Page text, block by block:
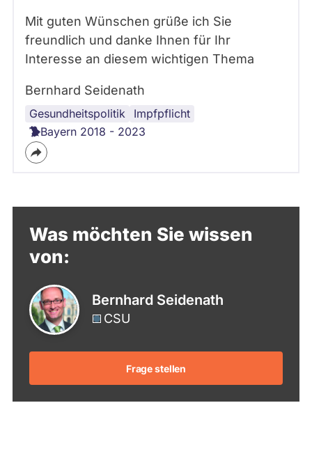
Mit guten Wünschen grüße ich Sie
freundlich und danke Ihnen für Ihr
Interesse an diesem wichtigen Thema
Bernhard Seidenath
Gesundheitspolitik
Impfpflicht
Bayern 2018 - 2023
Was möchten Sie wissen
von:
Bernhard Seidenath
CSU
Frage stellen